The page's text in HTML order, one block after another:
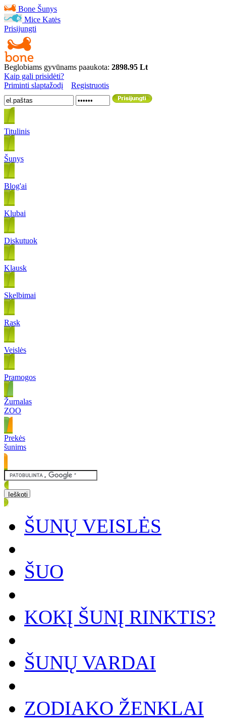
Bone Šunys
Mice Katės
Prisijungti
Beglobiams gyvūnams paaukota: 2898.95 Lt
Kaip gali prisidėti?
Priminti slaptažodį
Registruotis
Titulinis
Šunys
Blog'ai
Klubai
Diskutuok
Klausk
Skelbimai
Rask
Veislės
Pramogos
Žurnalas
ZOO
Prekės
šunims
ŠUNŲ VEISLĖS
ŠUO
KOKĮ ŠUNĮ RINKTIS?
ŠUNŲ VARDAI
ZODIAKO ŽENKLAI